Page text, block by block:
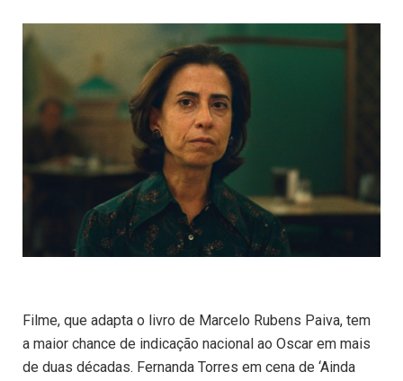
Filme, que adapta o livro de Marcelo Rubens Paiva, tem
a maior chance de indicação nacional ao Oscar em mais
de duas décadas. Fernanda Torres em cena de ‘Ainda